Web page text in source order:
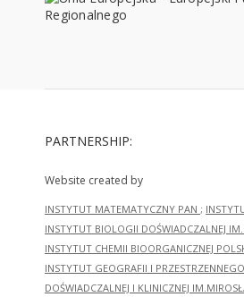
PARTNERSHIP:
Website created by
INSTYTUT MATEMATYCZNY PAN ;
INSTYTUT BIOLOGII DOŚWIADCZALNEJ
INSTYTUT CHEMII BIOORGANICZNEJ
INSTYTUT GEOGRAFII I
DOŚWIADCZALNEJ I KLINICZNEJ